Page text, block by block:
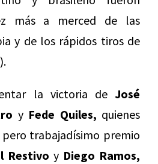
más a merced de las
y de los rápidos tiros de
la victoria de José
y Fede Quiles, quienes
trabajadísimo premio
Restivo y Diego Ramos,